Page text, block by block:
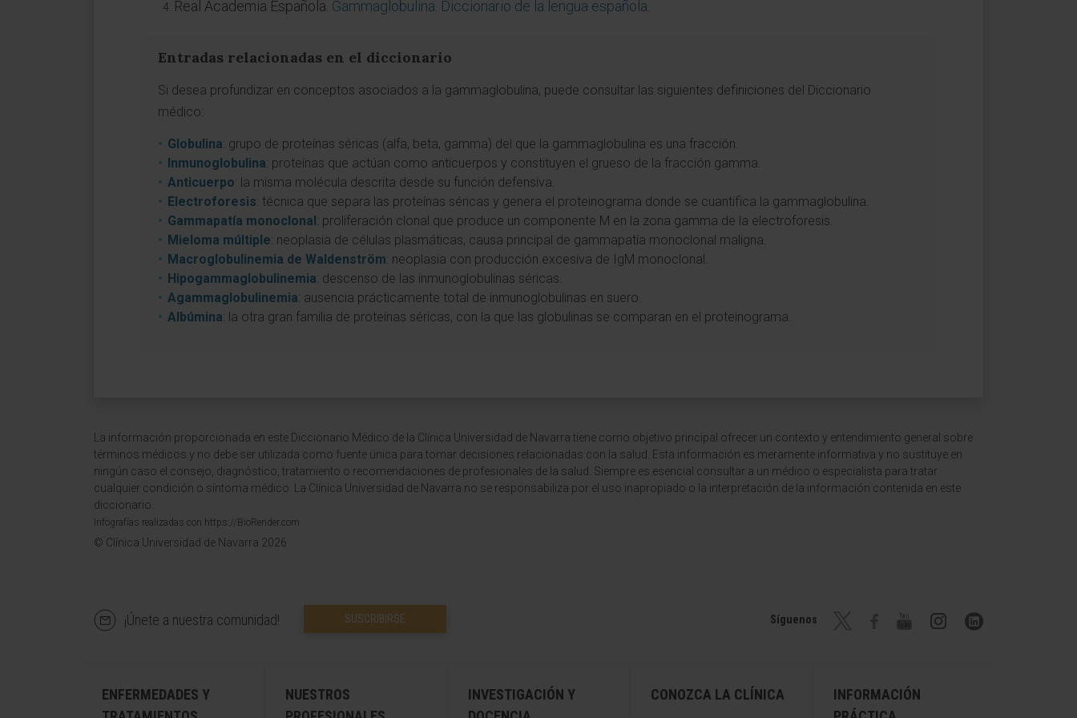
Real Academia Española. Gammaglobulina. Diccionario de la lengua española
Entradas relacionadas en el diccionario
Si desea profundizar en conceptos asociados a la gammaglobulina, puede consultar las siguientes definiciones del Diccionario
médico:
Globulina: grupo de proteínas séricas (alfa, beta, gamma) del que la gammaglobulina es una fracción.
Inmunoglobulina: proteínas que actúan como anticuerpos y constituyen el grueso de la fracción gamma.
Anticuerpo: la misma molécula descrita desde su función defensiva.
Electroforesis: técnica que separa las proteínas séricas y genera el proteinograma donde se cuantifica la gammaglobulina.
Gammapatía monoclonal: proliferación clonal que produce un componente M en la zona gamma de la electroforesis.
Mieloma múltiple: neoplasia de células plasmáticas, causa principal de gammapatía monoclonal maligna.
Macroglobulinemia de Waldenström: neoplasia con producción excesiva de IgM monoclonal.
Hipogammaglobulinemia: descenso de las inmunoglobulinas séricas.
Agammaglobulinemia: ausencia prácticamente total de inmunoglobulinas en suero.
Albúmina: la otra gran familia de proteínas séricas, con la que las globulinas se comparan en el proteinograma.
La información proporcionada en este Diccionario Médico de la Clínica Universidad de Navarra tiene como objetivo principal ofrecer un contexto y entendimiento general sobre
términos médicos y no debe ser utilizada como fuente única para tomar decisiones relacionadas con la salud. Esta información es meramente informativa y no sustituye en
ningún caso el consejo, diagnóstico, tratamiento o recomendaciones de profesionales de la salud. Siempre es esencial consultar a un médico o especialista para tratar
cualquier condición o síntoma médico. La Clínica Universidad de Navarra no se responsabiliza por el uso inapropiado o la interpretación de la información contenida en este
diccionario.
Infografías realizadas con https://BioRender.com
© Clínica Universidad de Navarra 2026
¡Únete a nuestra comunidad! SUSCRIBIRSE Síguenos
ENFERMEDADES Y
NUESTROS
INVESTIGACIÓN Y
CONOZCA LA CLÍNICA
INFORMACIÓN